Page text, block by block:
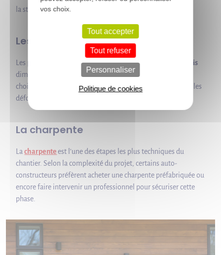
la stabilité de la maison.
Les planchers
Les planchers intermédiaires reposent sur des
solives en bois
dimensionnées selon les charges à supporter. Là encore, le
choix des sections doit être fait judicieusement pour éviter les
déformations dans le temps.
La charpente
Lacharpente est l’une des étapes les plus techniques du
chantier. Selon la complexité du projet, certains auto-
constructeurs préfèrent acheter une charpente préfabriquée ou
encore faire intervenir un professionnel pour sécuriser cette
phase.
vos choix.
Tout accepter
Tout refuser
Personnaliser
Politique de cookies